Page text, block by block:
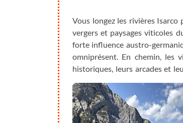
Vous longez les rivières
vergers et paysages viticoles
forte influence austro-
omniprésent. En chemin, les
historiques, leurs arcades et
Concile de Trente au XVIe siècle.